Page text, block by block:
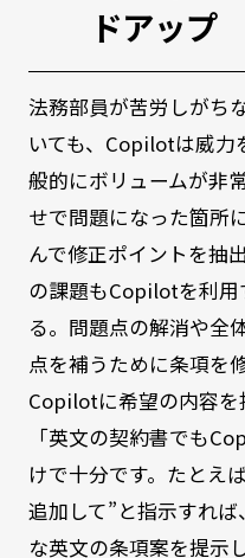
ドアップ
法務部員が苦労しがち
いても、Copilotは威力
般的にボリュームが非
せで問題になった箇所
んで修正ポイントを抽
の課題もCopilotを利用
る。問題点の解消や全
点を補うために条項を
Copilotに希望の内容を
「英文の契約書でも
けで十分です。たとえ
追加して”と指示すれ
な英文の条項案を提示